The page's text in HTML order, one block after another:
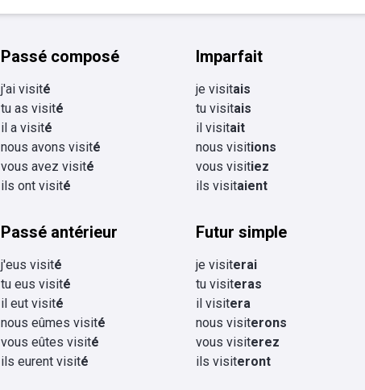
Passé composé
j'ai visité
tu as visité
il a visité
nous avons visité
vous avez visité
ils ont visité
Imparfait
je visitais
tu visitais
il visitait
nous visitions
vous visitiez
ils visitaient
Passé antérieur
j'eus visité
tu eus visité
il eut visité
nous eûmes visité
vous eûtes visité
ils eurent visité
Futur simple
je visiterai
tu visiteras
il visitera
nous visiterons
vous visiterez
ils visiteront